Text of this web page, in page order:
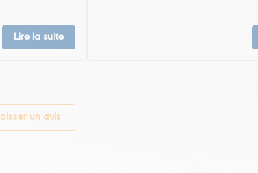
Lire la suite
un avis